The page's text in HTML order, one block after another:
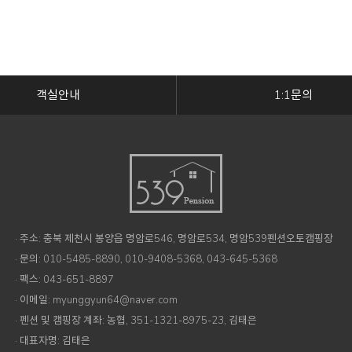
객실안내 1:1문의
· 주소: 충북 제천시 봉양읍 명암로546, 명암로534, 명암539펜션오토캠핑장
· 문의: 010-5485-8890, 010-9408-5368, 043-645-5368
· 팩스: 043-651-8897
· 이메일: myunggyun64@naver.com
· 펜션 및 캠핑장 계좌: 농협, 351-1321-8975-23, 김태은
· 대표자명: 김태은